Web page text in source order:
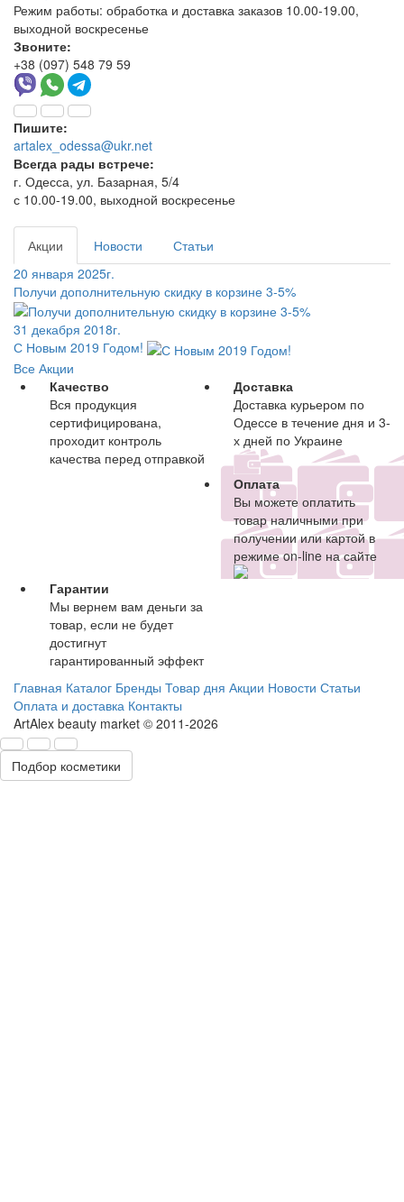
Режим работы: обработка и доставка заказов 10.00-19.00,
выходной воскресенье
Звоните:
+38 (097) 548 79 59
Пишите:
artalex_odessa@ukr.net
Всегда рады встрече:
г. Одесса, ул. Базарная, 5/4
с 10.00-19.00, выходной воскресенье
Акции Новости
Статьи
20 января 2025г.
Получи дополнительную скидку в корзине 3-5%
31 декабря 2018г.
С Новым 2019 Годом!
Все Акции
Качество
Вся продукция
сертифицирована,
проходит контроль
качества перед отправкой
Доставка
Доставка курьером по
Одессе в течение дня и 3-
х дней по Украине
Оплата
Вы можете оплатить
товар наличными при
получении или картой в
режиме on-line на сайте
Гарантии
Мы вернем вам деньги за
товар, если не будет
достигнут
гарантированный эффект
Главная Каталог Бренды Товар дня Акции Новости Статьи
Оплата и доставка Контакты
ArtAlex beauty market © 2011-2026
Подбор косметики